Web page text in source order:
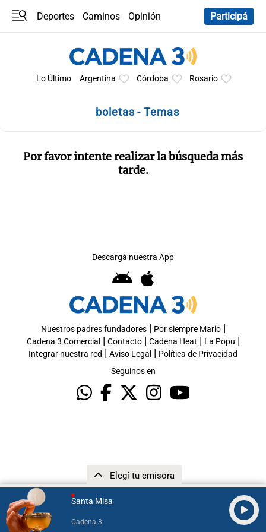
Santa Misa
Cadena 3
Elegí tu emisora
Deportes Caminos
Opinión
Participá
Lo Último Argentina Córdoba Rosario
boletas - Temas
Por favor intente realizar la búsqueda más
tarde.
Descargá nuestra App
Nuestros padres fundadores| Por siempre Mario|
Cadena 3 Comercial | Contacto| Cadena Heat | La Popu |
Integrar nuestra red | Aviso Legal | Política de Privacidad
Seguinos en